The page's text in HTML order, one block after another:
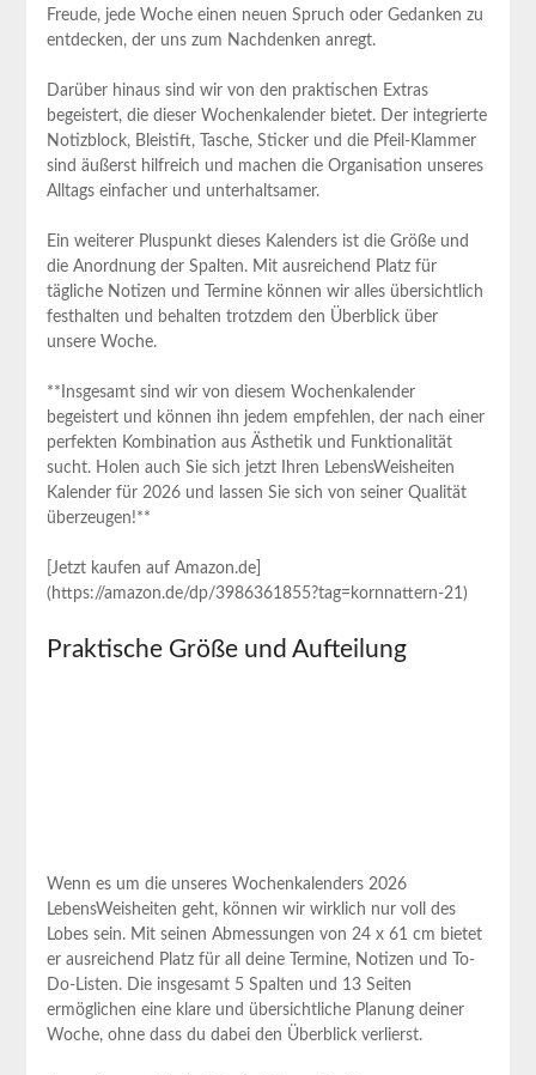
Freude, jede Woche‍ einen neuen Spruch oder Gedanken⁢ zu
entdecken, der uns zum Nachdenken anregt.
Darüber hinaus ⁢sind wir von den praktischen Extras
begeistert, die dieser Wochenkalender bietet. Der integrierte
‍Notizblock, Bleistift, Tasche, Sticker und die Pfeil-Klammer
sind äußerst hilfreich und machen die ‌Organisation unseres
Alltags einfacher und unterhaltsamer.
Ein weiterer Pluspunkt dieses Kalenders ist die Größe und
die Anordnung der⁢ Spalten. Mit ausreichend Platz für
tägliche Notizen und Termine können wir alles übersichtlich
festhalten und behalten trotzdem den Überblick über
unsere Woche.
**Insgesamt sind wir von diesem Wochenkalender
begeistert‌ und ⁢können ihn‌ jedem empfehlen, der nach einer
perfekten ​Kombination aus Ästhetik und Funktionalität
sucht. Holen auch Sie sich jetzt Ihren LebensWeisheiten
Kalender für 2026 und​ lassen Sie sich von‌ seiner Qualität
überzeugen!**
[Jetzt kaufen auf Amazon.de]
(https://amazon.de/dp/3986361855?tag=kornnattern-21)
Praktische Größe ‍und Aufteilung
Wenn es um die unseres Wochenkalenders 2026
LebensWeisheiten geht, ⁣können wir wirklich nur ‍voll des
Lobes sein. Mit seinen Abmessungen von 24 x 61 cm bietet
er ausreichend Platz ‍für ​all deine Termine, Notizen und To-
Do-Listen. Die insgesamt 5 Spalten und 13 Seiten
ermöglichen eine klare und übersichtliche ​Planung deiner⁣
Woche, ohne dass du dabei den Überblick verlierst.